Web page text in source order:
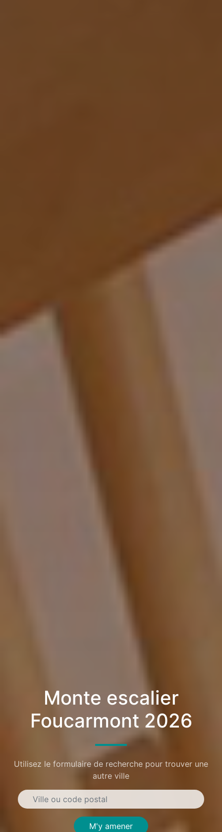
Monte escalier
Foucarmont 2026
Utilisez le formulaire de recherche pour trouver une
autre ville
M'y amener